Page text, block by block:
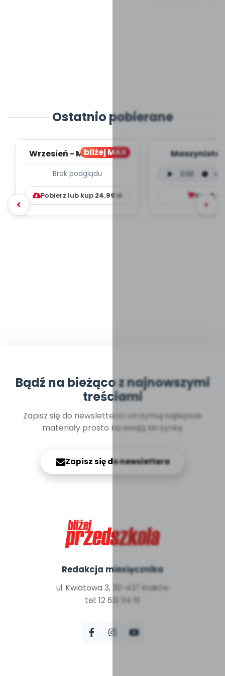
Ostatnio pobierane
bliżej MAX
Wrzesień - MIESIĘCZNY
WYCHOWAWCZO –
DYDAKTYC...
Brak podglądu
Pobierz lub kup 24.99zł
Maszynista
mp3)
Kup 9.99
Bądź na bieżąco z najnowszymi
treściami
Zapisz się do newslettera i otrzymuj najlepsze
materiały prosto na swoją skrzynkę
Zapisz się do newslettera
Redakcja miesięcznika
ul. Kwiatowa 3, 30-437 Kraków
tel: 12 631 04 10